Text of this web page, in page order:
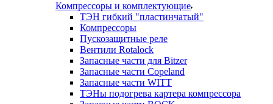
Компрессоры и комплектующие
ТЭН гибкий "пластинчатый"
Компрессоры
Пускозащитные реле
Вентили Rotalock
Запасные части для Bitzer
Запасные части Copeland
Запасные части WITT
ТЭНы подогрева картера компрессора